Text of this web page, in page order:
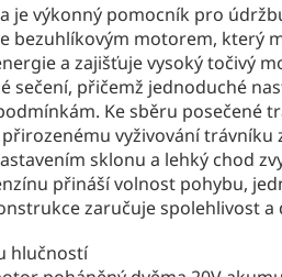
je výkonný pomocník pro
bezuhlíkovým motorem, který
a zajišťuje vysoký točivý
sečení, přičemž jednoduché
Ke sběru posečené
vyživování
sklonu a lehký chod
přináší volnost pohybu,
zaručuje spolehlivost
hlučností